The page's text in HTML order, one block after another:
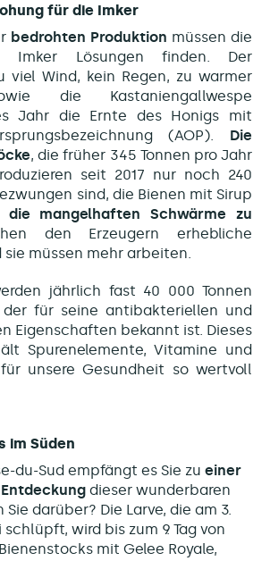
für die Imker
bedrohten Produktion müssen die
Imker Lösungen finden.
Der
viel Wind, kein Regen, zu warmer
die Kastaniengallwespe
Jahr die Ernte des Honigs mit
(AOP). Die
, die früher 345 Tonnen pro Jahr
seit 2017 nur noch 240
sind, die Bienen mit Sirup
die mangelhaften Schwärme zu
den Erzeugern erhebliche
müssen mehr arbeiten.
jährlich fast 40 000 Tonnen
der für seine antibakteriellen und
Eigenschaften bekannt ist. Dieses
Spurenelemente, Vitamine und
unsere Gesundheit so wertvoll
im Süden
du-Sud empfängt es Sie zu einer
dieser wunderbaren
Sie darüber? Die Larve, die am 3.
schlüpft, wird bis zum 9. Tag von
mit Gelee Royale,